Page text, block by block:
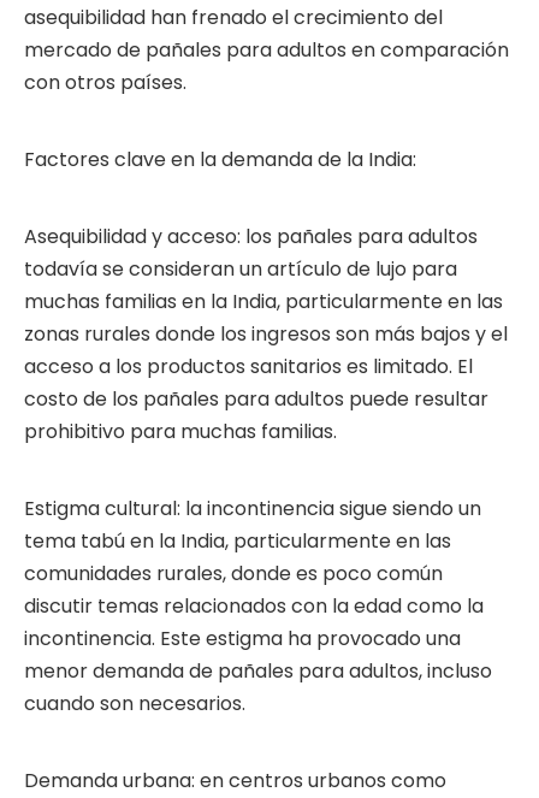
asequibilidad han frenado el crecimiento del
mercado de pañales para adultos en comparación
con otros países.
Factores clave en la demanda de la India:
Asequibilidad y acceso: los pañales para adultos
todavía se consideran un artículo de lujo para
muchas familias en la India, particularmente en las
zonas rurales donde los ingresos son más bajos y el
acceso a los productos sanitarios es limitado. El
costo de los pañales para adultos puede resultar
prohibitivo para muchas familias.
Estigma cultural: la incontinencia sigue siendo un
tema tabú en la India, particularmente en las
comunidades rurales, donde es poco común
discutir temas relacionados con la edad como la
incontinencia. Este estigma ha provocado una
menor demanda de pañales para adultos, incluso
cuando son necesarios.
Demanda urbana: en centros urbanos como